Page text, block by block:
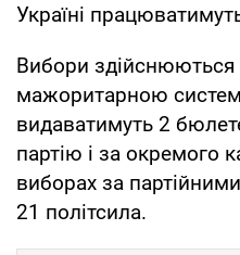
Україні
Вибори здійснюються
мажоритарною
видаватимуть 2
партію і за окремого
виборах за
21 політсила.